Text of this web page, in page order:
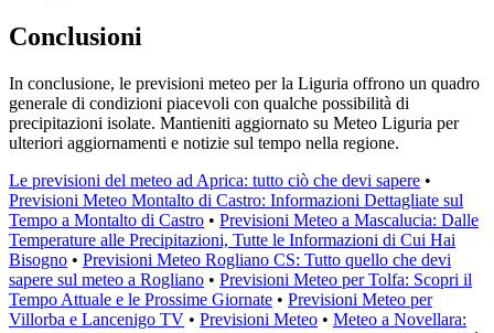
Conclusioni
In conclusione, le previsioni meteo per la Liguria offrono un quadro
generale di condizioni piacevoli con qualche possibilità di
precipitazioni isolate. Mantieniti aggiornato su Meteo Liguria per
ulteriori aggiornamenti e notizie sul tempo nella regione.
Le previsioni del meteo ad Aprica: tutto ciò che devi sapere •
Previsioni Meteo Montalto di Castro: Informazioni Dettagliate sul
Tempo a Montalto di Castro • Previsioni Meteo a Mascalucia: Dalle
Temperature alle Precipitazioni, Tutte le Informazioni di Cui Hai
Bisogno • Previsioni Meteo Rogliano CS: Tutto quello che devi
sapere sul meteo a Rogliano • Previsioni Meteo per Tolfa: Scopri il
Tempo Attuale e le Prossime Giornate • Previsioni Meteo per
Villorba e Lancenigo TV • Previsioni Meteo • Meteo a Novellara: